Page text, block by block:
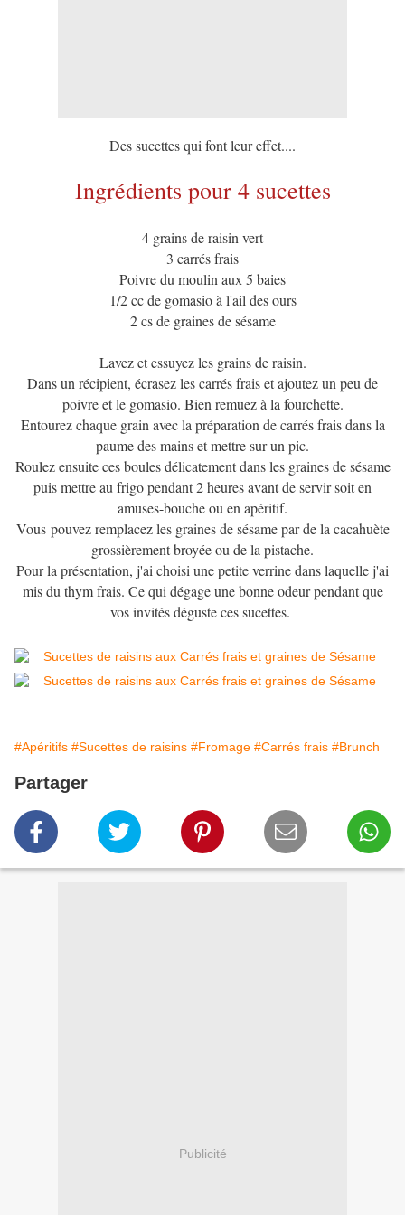
Des sucettes qui font leur effet....
Ingrédients pour 4 sucettes
4 grains de raisin vert
3 carrés frais
Poivre du moulin aux 5 baies
1/2 cc de gomasio à l'ail des ours
2 cs de graines de sésame
Lavez et essuyez les grains de raisin.
Dans un récipient, écrasez les carrés frais et ajoutez un peu de
poivre et le gomasio. Bien remuez à la fourchette.
Entourez chaque grain avec la préparation de carrés frais dans la
paume des mains et mettre sur un pic.
Roulez ensuite ces boules délicatement dans les graines de sésame
puis mettre au frigo pendant 2 heures avant de servir soit en
amuses-bouche ou en apéritif.
Vous pouvez remplacez les graines de sésame par de la cacahuète
grossièrement broyée ou de la pistache.
Pour la présentation, j'ai choisi une petite verrine dans laquelle j'ai
mis du thym frais. Ce qui dégage une bonne odeur pendant que
vos invités déguste ces sucettes.
#Apéritifs #Sucettes de raisins #Fromage #Carrés frais #Brunch
Partager
Publicité